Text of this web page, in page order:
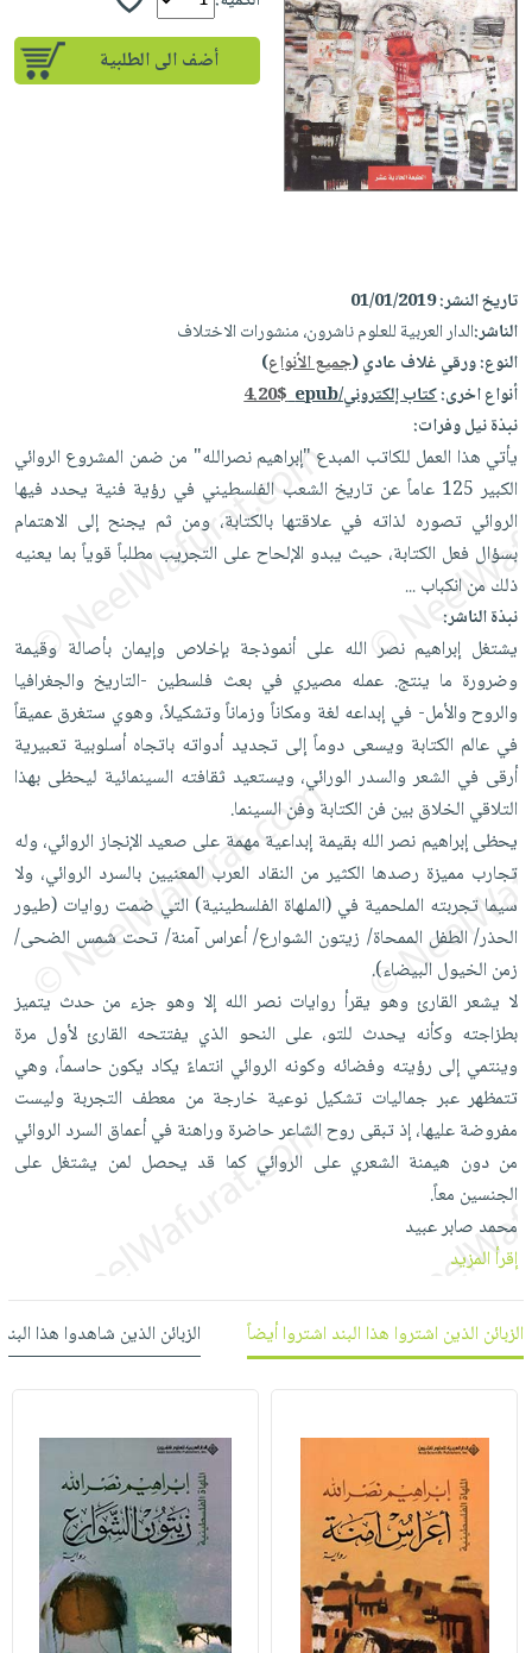
إختياراتنا
كتب
أكاديمية
صندوق
القراءة
English
iKitab
بلا
حدود
أسئلة
يتكرر
على
Android
تحميل
iKitab
على
Apple
أسئلة
يتكرر
طرحها
تحميل
masmu3
على
على
Apple
المواضيع
الأكثر
مبيعاً
إختياراتنا
وسائل
جوائز
تعليمية
الصحة
والعناية
الشخصية
جديد
العناية
الشخصية
العناية
وتصفيف
الشعر
العناية
بالجسم
العناية
بالأسنان
الحمية
والتغذية
والسفرة
جديد
الكل
أواني
الطهي
أدوات
الخبز
أدوات
المائدة
الأوعية
والتخزين
أدوات
المطبخ
متجر
الهدايا
أقسام
الأكثر
مبيعاً
العودة
للمدارس
اكسسوارات
كتب
اكسسوارات
منزلية
اكسسوارات
ملابس
مطرزات
حقائب
حلي
عناية
بالذات
صابون
أطفال
مناسبات
شحن
مجاني
بنود
مختارة
اشتراكات
كل
الاشتراكات
صندوق
القراءة
iKitab
بلا
حدود
بحث
متقدم
نيل
وفرات
عن
الشركة
سياسة
الشركة
فيديوهات
أسئلة
يتكرر
طرحها
خدمات
نيل
انشر
كتابك
تواصل
حسابك
لائحة
الأمنيات
عربة
التسوق
نشرة
الإصدارات
أضف الى الطلبية
تاريخ النشر:01/01/2019
الناشر:الدار العربية للعلوم ناشرون، منشورات الاختلاف
النوع:ورقي غلاف عادي (جميع الأنواع)
أنواع اخرى:كتاب إلكتروني/epub
4.20$
نبذة نيل وفرات:
يأتي هذا العمل للكاتب المبدع "إبراهيم نصرالله" من ضمن المشروع الروائي
الكبير 125 عاماً عن تاريخ الشعب الفلسطيني في رؤية فنية يحدد فيها
الروائي تصوره لذاته في علاقتها بالكتابة، ومن ثم يجنح إلى الاهتمام
بسؤال فعل الكتابة، حيث يبدو الإلحاح على التجريب مطلباً قوياً بما يعنيه
ذلك من انكباب...
نبذة الناشر:
يشتغل إبراهيم نصر الله على أنموذجة بإخلاص وإيمان بأصالة وقيمة
وضرورة ما ينتج. عمله مصيري في بعث فلسطين -التاريخ والجغرافيا
والروح والأمل- في إبداعه لغة ومكاناً وزماناً وتشكيلاً، وهوي ستغرق عميقاً
في عالم الكتابة ويسعى دوماً إلى تجديد أدواته باتجاه أسلوبية تعبيرية
أرقى في الشعر والسدر الورائي، ويستعيد ثقافته السينمائية ليحظى بهذا
التلاقي الخلاق بين فن الكتابة وفن السينما.
يحظى إبراهيم نصر الله بقيمة إبداعية مهمة على صعيد الإنجاز الروائي، وله
تجارب مميزة رصدها الكثير من النقاد العرب المعنيين بالسرد الروائي، ولا
سيما تجربته الملحمية في (الملهاة الفلسطينية) التي ضمت روايات (طيور
الحذر/ الطفل الممحاة/ زيتون الشوارع/ أعراس آمنة/ تحت شمس الضحى/
زمن الخيول البيضاء).
لا يشعر القارئ وهو يقرأ روايات نصر الله إلا وهو جزء من حدث يتميز
بطزاجته وكأنه يحدث للتو، على النحو الذي يفتتحه القارئ لأول مرة
وينتمي إلى رؤيته وفضائه وكونه الروائي انتماءً يكاد يكون حاسماً، وهي
تتمظهر عبر جماليات تشكيل نوعية خارجة من معطف التجربة وليست
مفروضة عليها، إذ تبقى روح الشاعر حاضرة وراهنة في أعماق السرد الروائي
من دون هيمنة الشعري على الروائي كما قد يحصل لمن يشتغل على
الجنسين معاً.
محمد صابر عبيد
إقرأ المزيد
الزبائن الذين اشتروا هذا البند اشتروا أيضاً الزبائن الذين شاهدوا هذا